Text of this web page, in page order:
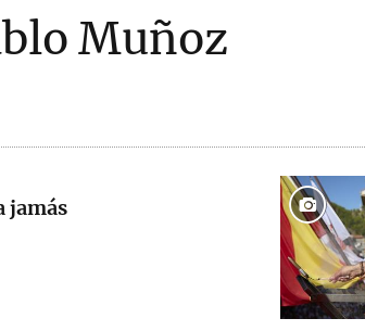
Muñoz
jamás